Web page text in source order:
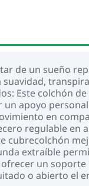
de un sueño
Este colchón
apoyo
en
regulable en
cubrecolchón
extraíble
un
o abierto el